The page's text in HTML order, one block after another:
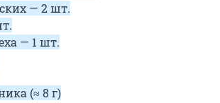
— 2 шт.
— 1 шт.
(≈ 8 г)